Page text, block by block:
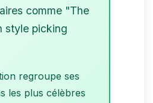
comme "The
style picking
regroupe ses
les plus célèbres